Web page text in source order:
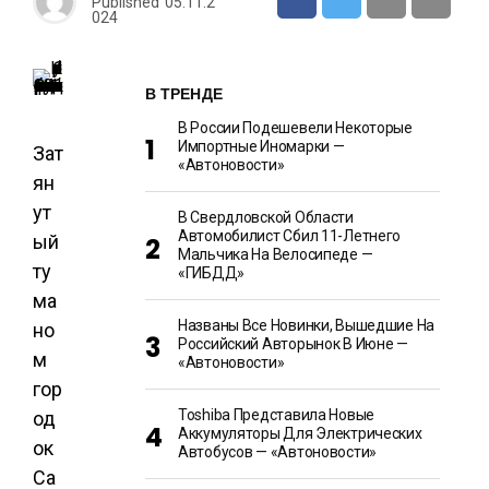
024
Зат
ян
ут
ый
ту
ма
но
м
гор
од
ок
Са
В ТРЕНДЕ
В России Подешевели Некоторые
Импортные Иномарки —
«Автоновости»
В Свердловской Области
Автомобилист Сбил 11-Летнего
Мальчика На Велосипеде —
«ГИБДД»
Названы Все Новинки, Вышедшие На
Российский Авторынок В Июне —
«Автоновости»
Toshiba Представила Новые
Аккумуляторы Для Электрических
Автобусов — «Автоновости»